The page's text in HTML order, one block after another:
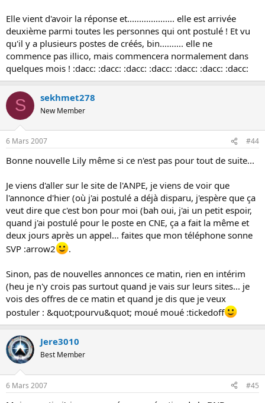
Elle vient d'avoir la réponse et.................... elle est arrivée
deuxième parmi toutes les personnes qui ont postulé ! Et vu
qu'il y a plusieurs postes de créés, bin.......... elle ne
commence pas illico, mais commencera normalement dans
quelques mois ! :dacc: :dacc: :dacc: :dacc: :dacc: :dacc: :dacc:
S sekhmet278
New Member
6 Mars 2007 #44
Bonne nouvelle Lily même si ce n'est pas pour tout de suite...
Je viens d'aller sur le site de l'ANPE, je viens de voir que
l'annonce d'hier (où j'ai postulé a déjà disparu, j'espère que ça
veut dire que c'est bon pour moi (bah oui, j'ai un petit espoir,
quand j'ai postulé pour le poste en CNE, ça a fait la même et
deux jours après un appel... faites que mon téléphone sonne
SVP :arrow2
.
Sinon, pas de nouvelles annonces ce matin, rien en intérim
(heu je n'y crois pas surtout quand je vais sur leurs sites... je
vois des offres de ce matin et quand je dis que je veux
postuler : &quot;pourvu&quot; moué moué :tickedoff
Jere3010
Best Member
6 Mars 2007 #45